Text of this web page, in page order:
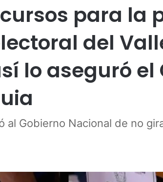
para la
del
lo aseguró
al Gobierno Nacional de no